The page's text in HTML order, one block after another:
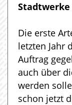
Stadtwerke
Die erste
letzten Jahr
Auftrag
auch über
werden
schon jetzt